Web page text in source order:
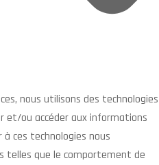
nous utilisons des technologies
et/ou accéder aux informations
ces technologies nous
que le comportement de